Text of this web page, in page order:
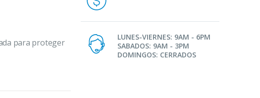
para proteger
LUNES-VIERNES: 9AM - 6PM
SABADOS: 9AM - 3PM
DOMINGOS: CERRADOS